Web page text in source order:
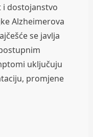
dostojanstvo
Alzheimerova
se javlja
uključuju
promjene